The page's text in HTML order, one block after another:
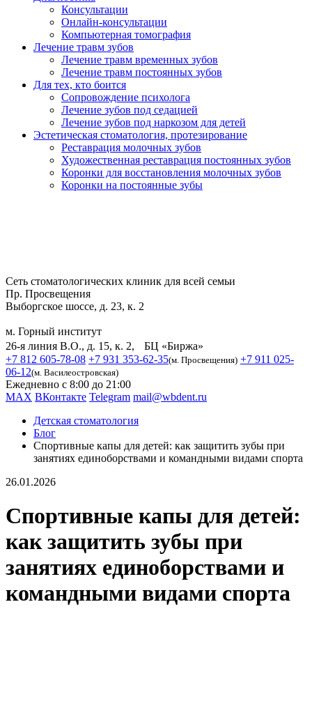
Консультации
Онлайн-консультации
Компьютерная томография
Лечение травм зубов
Лечение травм временных зубов
Лечение травм постоянных зубов
Для тех, кто боится
Сопровождение психолога
Лечение зубов под седацией
Лечение зубов под наркозом для детей
Эстетическая стоматология, протезирование
Реставрация молочных зубов
Художественная реставрация постоянных зубов
Коронки для восстановления молочных зубов
Коронки на постоянные зубы
Сеть стоматологических клиник для всей семьи
Пр. Просвещения
Выборгское шоссе, д. 23, к. 2
м. Горный институт
26-я линия В.О., д. 15, к. 2, БЦ «Биржа»
+7 812 605-78-08 +7 931 353-62-35(м. Просвещения) +7 911 025-
06-12(м. Василеостровская)
Ежедневно с 8:00 до 21:00
MAX ВКонтакте Telegram mail@wbdent.ru
Детская стоматология
Блог
Спортивные капы для детей: как защитить зубы при
занятиях единоборствами и командными видами спорта
26.01.2026
Спортивные капы для детей:
как защитить зубы при
занятиях единоборствами и
командными видами спорта